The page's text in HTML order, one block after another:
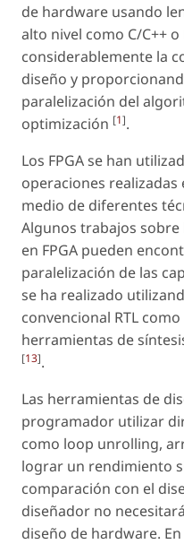
de hardware usando
alto nivel como C/C++
considerablemente la
diseño y
paralelización del
optimización [1].
Los FPGA se han
operaciones realizadas
medio de diferentes
Algunos trabajos sobre
en FPGA pueden
paralelización de las
se ha realizado
convencional RTL como
herramientas de
[13].
Las herramientas de
programador utilizar
como loop unrolling,
lograr un rendimiento
comparación con el
diseñador no
diseño de hardware. En